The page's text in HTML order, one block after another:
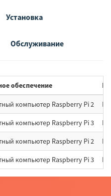
Установка
Обслуживание
обеспечение
компьютер Raspberry Pi 2
компьютер Raspberry Pi 3
компьютер Raspberry Pi 2
компьютер Raspberry Pi 3